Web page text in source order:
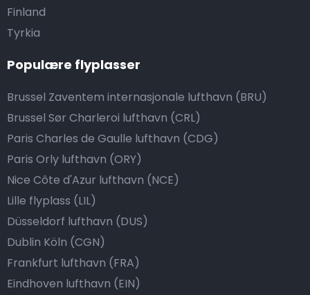
Finland
Tyrkia
Populære flyplasser
Brussel Zaventem internasjonale lufthavn (BRU)
Brussel Sør Charleroi lufthavn (CRL)
Paris Charles de Gaulle lufthavn (CDG)
Paris Orly lufthavn (ORY)
Nice Côte d'Azur lufthavn (NCE)
Lille flyplass (LIL)
Düsseldorf lufthavn (DUS)
Dublin Köln (CGN)
Frankfurt lufthavn (FRA)
Eindhoven lufthavn (EIN)